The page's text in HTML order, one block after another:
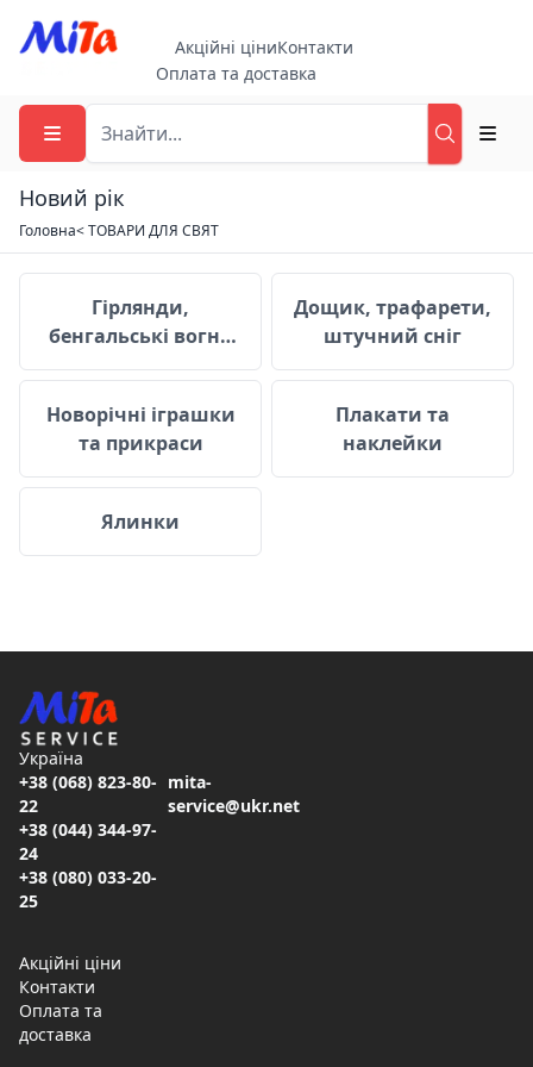
Акційні ціниКонтакти
Оплата та доставка
Новий рік
Головна< ТОВАРИ ДЛЯ СВЯТ
Гірлянди, бенгальські вогні, хлопавки
Гірлянди,
бенгальські вогні,
хлопавки
Дощик,
Дощик, трафарети,
штучний сніг
Новорічні іграшки та прикраси
Новорічні іграшки
та прикраси
Плакати та
Плакати та
наклейки
Ялинки
Ялинки
Україна
+38 (068) 823-80-
22
+38 (044) 344-97-
24
+38 (080) 033-20-
25
mita-
service@ukr.net
Акційні ціни
Контакти
Оплата та
доставка